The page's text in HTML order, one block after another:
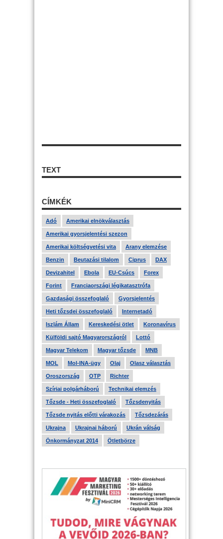
TEXT
CÍMKÉK
Adó Amerikai elnökválasztás
Amerikai gyorsjelentési szezon
Amerikai költségvetési vita Arany elemzése
Benzin Beutazási tilalom Ciprus DAX
Devizahitel Ebola EU-Csúcs Forex
Forint Franciaországi légikatasztrófa
Gazdasági összefoglaló Gyorsjelentés
Heti tőzsdei összefoglaló Internetadó
Iszlám Állam Kereskedési ötlet Koronavírus
Külföldi sajtó Magyarországról Lottó
Magyar Telekom Magyar tőzsde MNB
MOL Mol-INA-ügy Olaj Olasz választás
Oroszország OTP Richter
Szíriai polgárháború Technikai elemzés
Tőzsde - Heti összefoglaló Tőzsdenyitás
Tőzsde nyitás előtti várakozás Tőzsdezárás
Ukrajna Ukrajnai háború Ukrán válság
Önkormányzat 2014 Ötletbörze